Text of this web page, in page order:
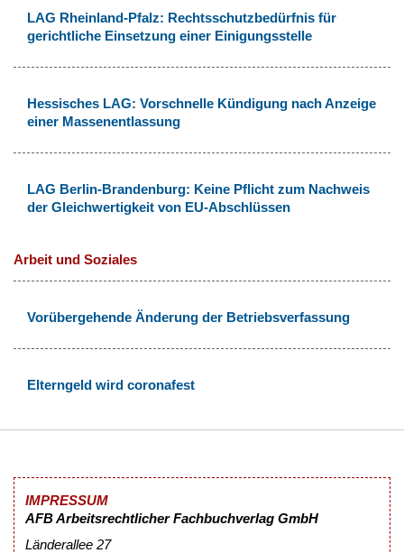
LAG Rheinland-Pfalz: Rechtsschutzbedürfnis für
gerichtliche Einsetzung einer Einigungsstelle
Hessisches LAG: Vorschnelle Kündigung nach Anzeige
einer Massenentlassung
LAG Berlin-Brandenburg: Keine Pflicht zum Nachweis
der Gleichwertigkeit von EU-Abschlüssen
Arbeit und Soziales
Vorübergehende Änderung der Betriebsverfassung
Elterngeld wird coronafest
IMPRESSUM
AFB Arbeitsrechtlicher Fachbuchverlag GmbH
Länderallee 27